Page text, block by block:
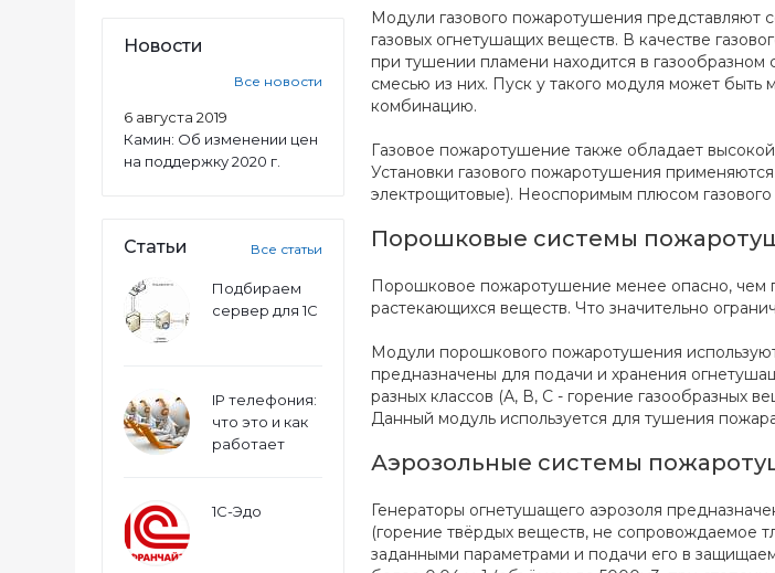
Новости
Все новости
6 августа 2019
Камин: Об изменении цен
на поддержку 2020 г.
Статьи Все статьи
Подбираем
сервер для 1С
IP телефония:
что это и как
работает
1С-Эдо
Модули газового пожаротушения представляют
газовых огнетушащих веществ. В качестве
при тушении пламени находится в
смесью из них. Пуск у такого модуля может быть
комбинацию.
Газовое пожаротушение также обладает
Установки газового пожаротушения
электрощитовые). Неоспоримым плюсом
Порошковые системы
Порошковое пожаротушение менее опасно, чем
растекающихся веществ. Что значительно
Модули порошкового пожаротушения
предназначены для подачи и хранения
разных классов (А, В, С - горение газообразных
Данный модуль используется для тушения
Аэрозольные системы
Генераторы огнетушащего аэрозоля
(горение твёрдых веществ, не сопровождаемое
заданными параметрами и подачи его в